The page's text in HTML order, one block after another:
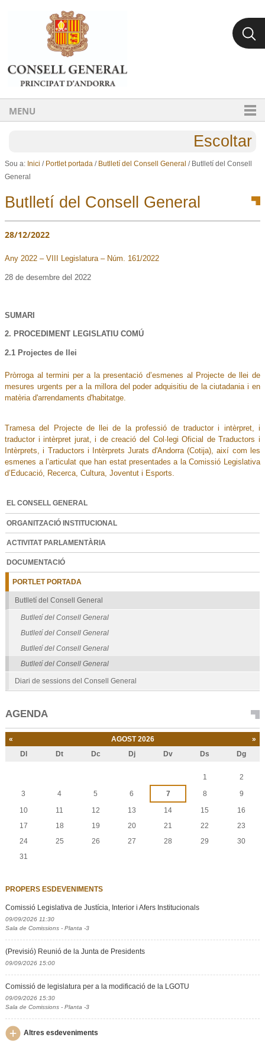
Ves al contingut.
Salta a la navegació
MENU
Escoltar
Sou a: Inici / Portlet portada / Butlletí del Consell General / Butlletí del Consell
General
Butlletí del Consell General
28/12/2022
Any 2022 – VIII Legislatura – Núm. 161/2022
28 de desembre del 2022
SUMARI
2. PROCEDIMENT LEGISLATIU COMÚ
2.1 Projectes de llei
Pròrroga al termini per a la presentació d’esmenes al Projecte de llei de
mesures urgents per a la millora del poder adquisitiu de la ciutadania i en
matèria d'arrendaments d'habitatge.
Tramesa del Projecte de llei de la professió de traductor i intèrpret, i
traductor i intèrpret jurat, i de creació del Col·legi Oficial de Traductors i
Intèrprets, i Traductors i Intèrprets Jurats d'Andorra (Cotija), així com les
esmenes a l’articulat que han estat presentades a la Comissió Legislativa
d’Educació, Recerca, Cultura, Joventut i Esports.
EL CONSELL GENERAL
ORGANITZACIÓ INSTITUCIONAL
ACTIVITAT PARLAMENTÀRIA
DOCUMENTACIÓ
PORTLET PORTADA
Butlletí del Consell General
Butlletí del Consell General
Butlletí del Consell General
Butlletí del Consell General
Butlletí del Consell General
Diari de sessions del Consell General
AGENDA
« AGOST 2026 »
Dl Dt Dc Dj Dv Ds Dg
1
2
3
4 5 6 7 8
9
10
11 12 13 14 15
16
17
18 19 20 21 22
23
24
25 26 27 28 29
30
31
PROPERS ESDEVENIMENTS
Comissió Legislativa de Justícia, Interior i Afers Institucionals
09/09/2026 11:30
Sala de Comissions - Planta -3
(Previsió) Reunió de la Junta de Presidents
09/09/2026 15:00
Comissió de legislatura per a la modificació de la LGOTU
09/09/2026 15:30
Sala de Comissions - Planta -3
Altres esdeveniments